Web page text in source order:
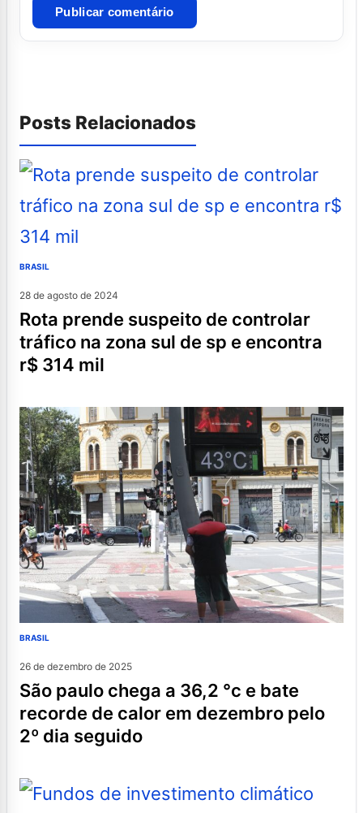
Posts Relacionados
BRASIL
28 de agosto de 2024
rota prende suspeito de controlar
tráfico na zona sul de sp e encontra
r$ 314 mil
BRASIL
26 de dezembro de 2025
são paulo chega a 36,2 °c e bate
recorde de calor em dezembro pelo
2º dia seguido